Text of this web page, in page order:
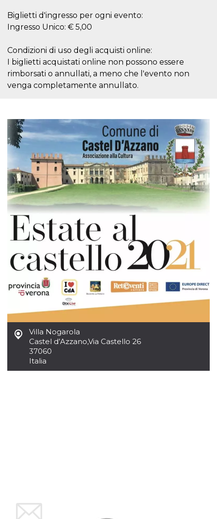
Villa Nogarola
Castel d’Azzano,Via Castello 26
37060
Italia
Biglietti d'ingresso per ogni evento:
Ingresso Unico: € 5,00
Condizioni di uso degli acquisti online:
I biglietti acquistati online non possono essere
rimborsati o annullati, a meno che l'evento non
venga completamente annullato.